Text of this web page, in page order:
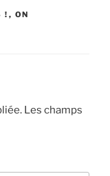
! , ON
Les champs